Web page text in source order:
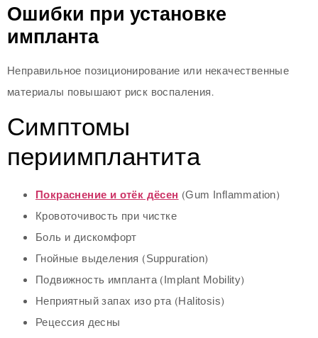
Ошибки при установке
импланта
Неправильное позиционирование или некачественные
материалы повышают риск воспаления.
Симптомы
периимплантита
Покраснение и отёк дёсен(Gum Inflammation)
Кровоточивость при чистке
Боль и дискомфорт
Гнойные выделения (Suppuration)
Подвижность импланта (Implant Mobility)
Неприятный запах изо рта (Halitosis)
Рецессия десны